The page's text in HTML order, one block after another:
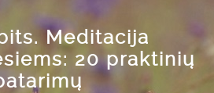
Meditacija
20 praktinių